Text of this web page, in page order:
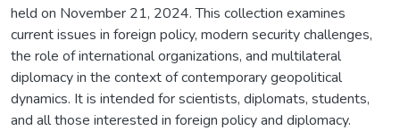
held on November 21, 2024. This collection examines
current issues in foreign policy, modern security challenges,
the role of international organizations, and multilateral
diplomacy in the context of contemporary geopolitical
dynamics. It is intended for scientists, diplomats, students,
and all those interested in foreign policy and diplomacy.